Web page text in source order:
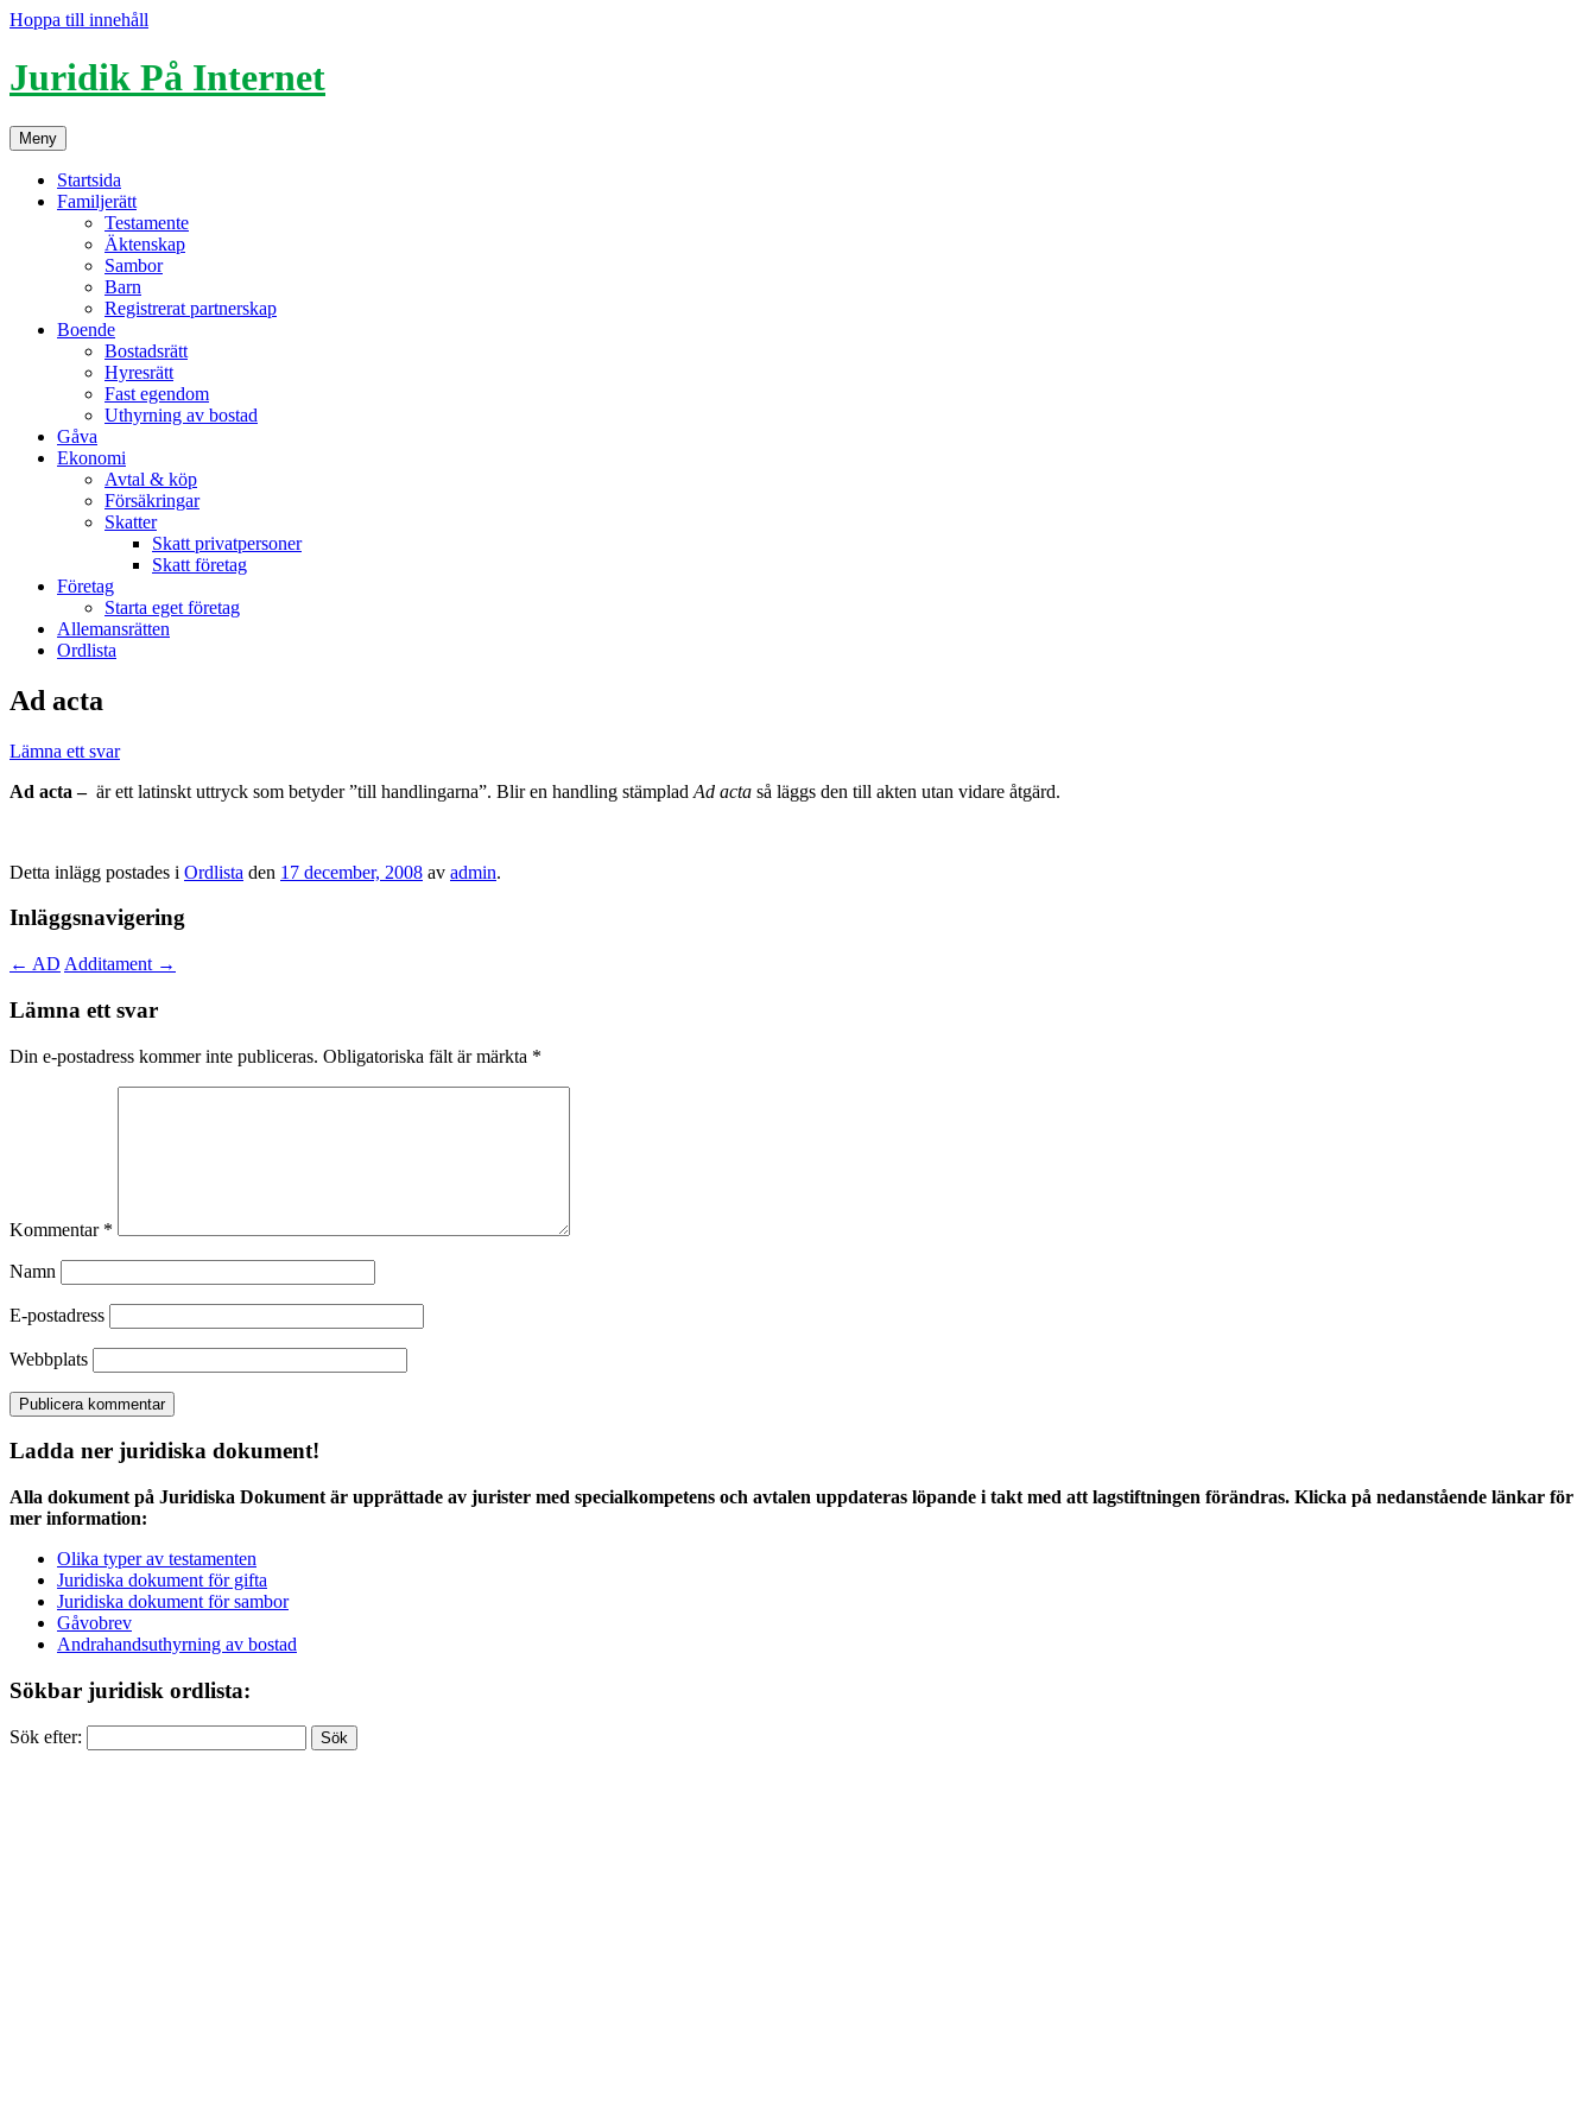
Hoppa till innehåll
Juridik På Internet
Meny
Startsida
Familjerätt
Testamente
Äktenskap
Sambor
Barn
Registrerat partnerskap
Boende
Bostadsrätt
Hyresrätt
Fast egendom
Uthyrning av bostad
Gåva
Ekonomi
Avtal & köp
Försäkringar
Skatter
Skatt privatpersoner
Skatt företag
Företag
Starta eget företag
Allemansrätten
Ordlista
Ad acta
Lämna ett svar
Ad acta – är ett latinskt uttryck som betyder ”till handlingarna”. Blir en handling stämplad Ad acta så läggs den till akten utan vidare åtgärd.
Detta inlägg postades i Ordlista den 17 december, 2008 av admin.
Inläggsnavigering
← AD Additament →
Lämna ett svar
Din e-postadress kommer inte publiceras. Obligatoriska fält är märkta *
Kommentar *
Namn
E-postadress
Webbplats
Ladda ner juridiska dokument!
Alla dokument på Juridiska Dokument är upprättade av jurister med specialkompetens och avtalen uppdateras löpande i takt med att lagstiftningen förändras. Klicka på nedanstående länkar för
mer information:
Olika typer av testamenten
Juridiska dokument för gifta
Juridiska dokument för sambor
Gåvobrev
Andrahandsuthyrning av bostad
Sökbar juridisk ordlista:
Sök efter: